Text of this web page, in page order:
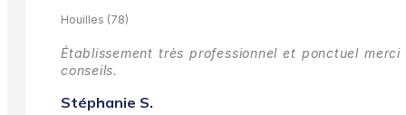
Houilles (78)
Établissement très professionnel et ponctuel
conseils.
Stéphanie S.